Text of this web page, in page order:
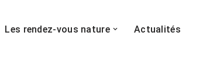
Les rendez-vous nature
Actualités